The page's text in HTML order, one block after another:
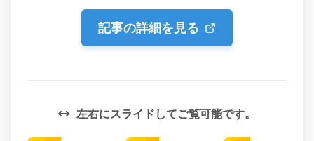
記事の詳細を見る
左右にスライドしてご覧可能です。